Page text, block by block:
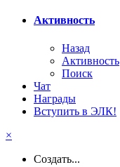
Активность
Назад
Активность
Поиск
Чат
Награды
Вступить в ЭЛК!
×
Создать...